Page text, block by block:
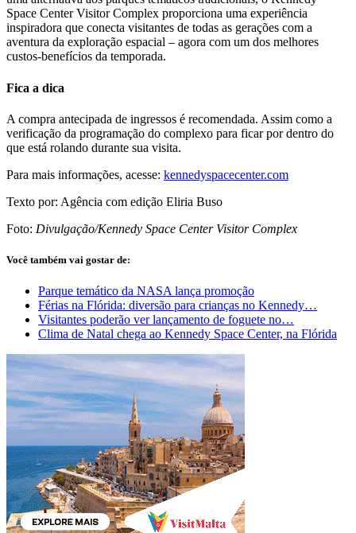
Space Center Visitor Complex proporciona uma experiência
inspiradora que conecta visitantes de todas as gerações com a
aventura da exploração espacial – agora com um dos melhores
custos-benefícios da temporada.
Fica a dica
A compra antecipada de ingressos é recomendada. Assim como a
verificação da programação do complexo para ficar por dentro do
que está rolando durante sua visita.
Para mais informações, acesse: kennedyspacecenter.com
Texto por: Agência com edição Eliria Buso
Foto: Divulgação/Kennedy Space Center Visitor Complex
Você também vai gostar de:
Parque temático da NASA lança promoção
Férias na Flórida: diversão para crianças no Kennedy…
Visitantes poderão ver lançamento de foguete no…
Clima de Natal chega ao Kennedy Space Center, na Flórida